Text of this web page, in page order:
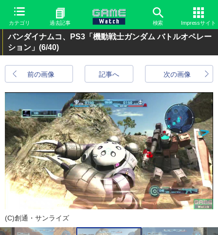
カテゴリ 過去記事 検索 Impressサイト
バンダイナムコ、PS3「機動戦士ガンダム バトルオペレー
ション」 (6/40)
前の画像 次の画像
記事へ
(C)創通・サンライズ